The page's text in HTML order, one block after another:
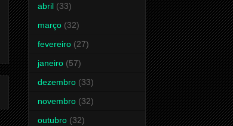
abril (33)
março (32)
fevereiro (27)
janeiro (57)
dezembro (33)
novembro (32)
outubro (32)